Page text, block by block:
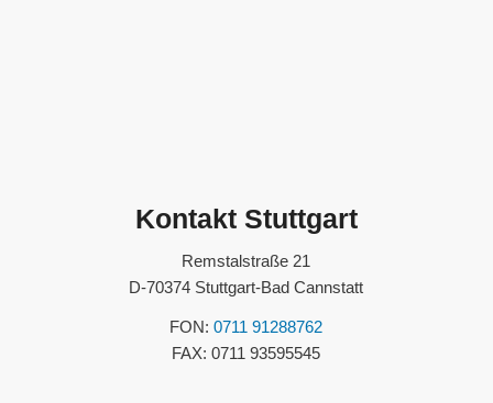
Kontakt Stuttgart
Remstalstraße 21
D-70374 Stuttgart-Bad Cannstatt
FON:0711 91288762
FAX: 0711 93595545